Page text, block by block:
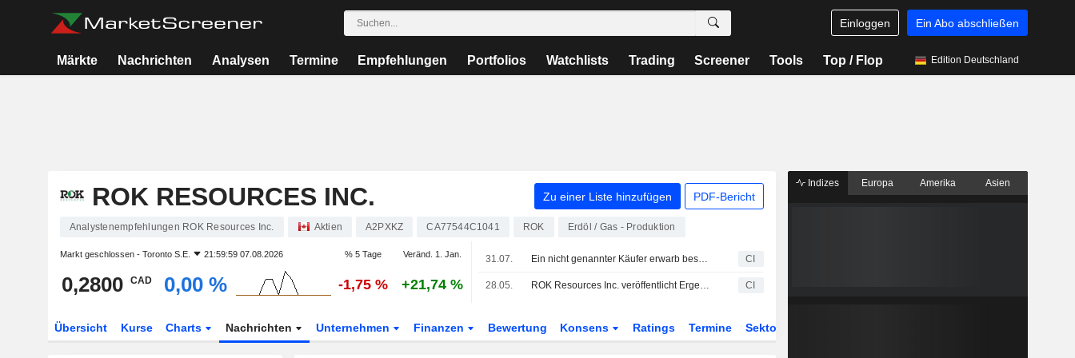
Einloggen Ein Abo abschließen
Märkte Nachrichten Analysen Termine Empfehlungen Portfolios Watchlists Trading Screener Tools Top / Flop Edition Deutschland
ROK RESOURCES INC. Zu einer Liste hinzufügen PDF-Bericht
Analystenempfehlungen ROK Resources Inc. Aktien A2PXKZ CA77544C1041 ROK Erdöl / Gas - Produktion
Markt geschlossen - Toronto S.E. 21:59:59 07.08.2026 % 5 Tage Veränd. 1. Jan.
0,2800 CAD 0,00 % -1,75 % +21,74 %
31.07. Ein nicht genannter Käufer erwarb bestimmte nicht zum Kerngeschäft gehörende Vermögenswerte im Südosten von Saskatchewan von ROK Resources Inc. (TSXV:ROK) für 8 Mio. CAD. CI
28.05. ROK Resources Inc. veröffentlicht Ergebniszahlen für das erste Quartal zum 31. März 2026 CI
Übersicht Kurse Charts Nachrichten Unternehmen Finanzen Bewertung Konsens Ratings Termine Sektor
Indizes Europa Amerika Asien